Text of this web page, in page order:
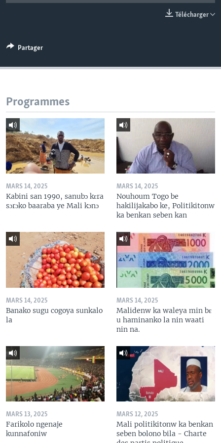
Télécharger
Partager
Programmes
MARS 14, 2025
Kabini san 1990, sanubɔ kɛra
sɔrɔko baaraba ye Mali kɔnɔ
MARS 14, 2025
Nouhoum Togo be
hakilijakabo ke, Politikitonw
ka benkan seben kan
MARS 14, 2025
Banako sugu cogoya sunkalo
la
MARS 14, 2025
Malidenw ka waleya min bɛ
u haminanko la nin waati
nin na.
MARS 13, 2025
Farikolo ngenaje
kunnafoniw
MARS 12, 2025
Mali politikitonw ka benkan
seben bolono bila - Charte